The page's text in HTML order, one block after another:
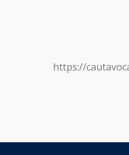
https://